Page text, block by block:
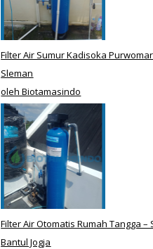
Filter Air Sumur Kadisoka
Sleman
oleh Biotamasindo
Filter Air Otomatis Rumah Tangga –
Bantul Jogja